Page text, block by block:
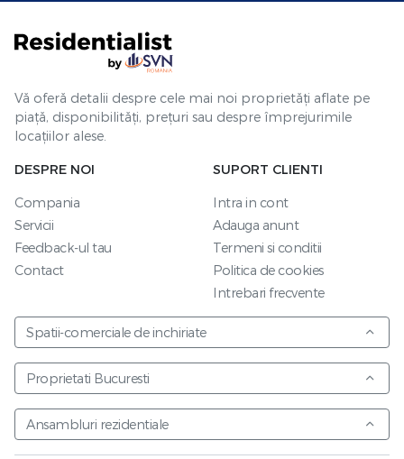
Vă oferă detalii despre cele mai noi proprietăți aflate pe
piață, disponibilități, prețuri sau despre împrejurimile
locațiilor alese.
DESPRE NOI
Compania
Servicii
Feedback-ul tau
Contact
SUPORT CLIENTI
Intra in cont
Adauga anunt
Termeni si conditii
Politica de cookies
Intrebari frecvente
Spatii-comerciale de inchiriate
Proprietati Bucuresti
Ansambluri rezidentiale